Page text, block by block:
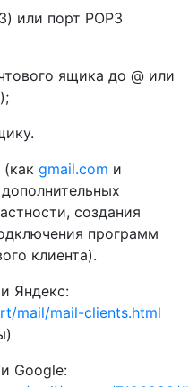
или порт POP3
ящика до @ или
gmail.com и
создания
программ
клиента).
Яндекс:
mail/mail-clients.html
Google: